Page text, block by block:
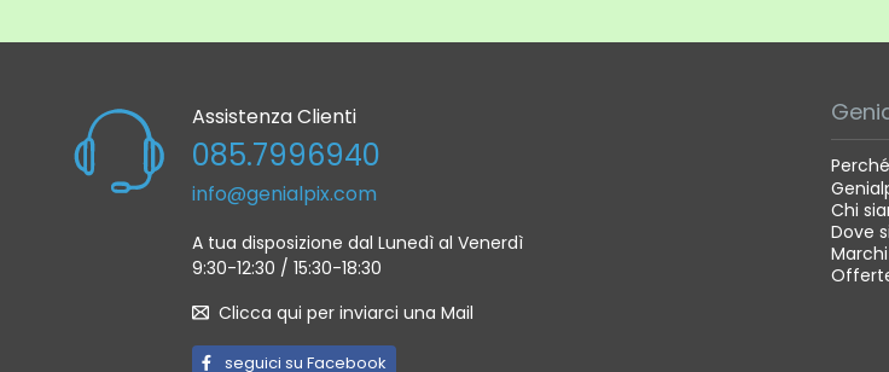
Assistenza Clienti
085.7996940
info@genialpix.com
A tua disposizione dal Lunedì al Venerdì
9:30-12:30 / 15:30-18:30
Clicca qui per inviarci una Mail
seguici su Facebook
Chi
Dove